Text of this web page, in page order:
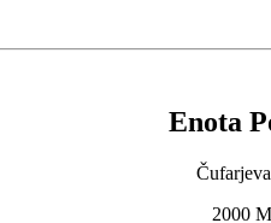
Enota
2000